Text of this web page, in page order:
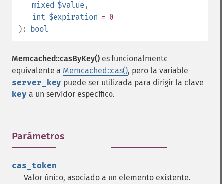
mixed $value,
int $expiration = 0
): bool
Memcached::casByKey() es funcionalmente
equivalente a Memcached::cas(), pero la variable
server_key puede ser utilizada para dirigir la clave
key a un servidor específico.
Parámetros
cas_token
Valor único, asociado a un elemento existente.